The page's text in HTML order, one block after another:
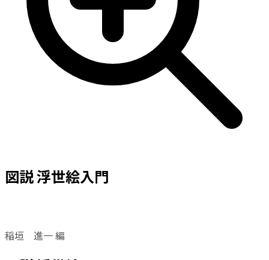
図説 浮世絵入門
稲垣 進一 編